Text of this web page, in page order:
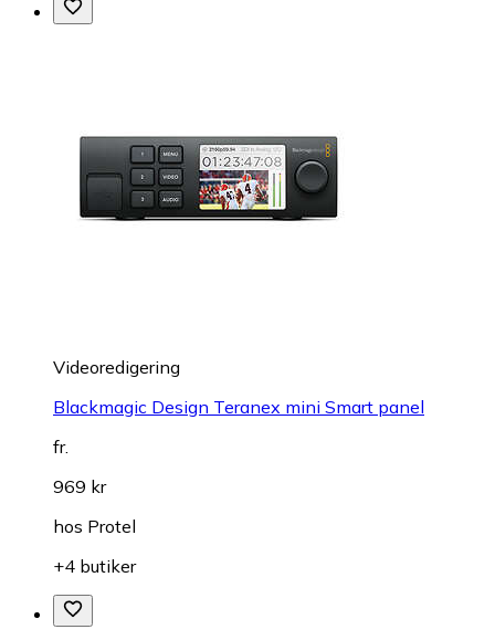
Videoredigering
Blackmagic Design Teranex mini Smart panel
fr.
969 kr
hos Protel
+4 butiker